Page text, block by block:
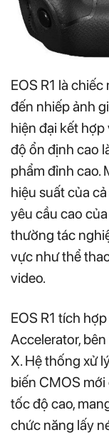
EOS R1 là
đến nhiếp ảnh
hiện đại kết hợp
độ ổn định cao
phẩm đỉnh cao.
hiệu suất của
yêu cầu cao
thường tác
vực như thể
video.
EOS R1 tích
Accelerator,
X. Hệ thống xử
biến CMOS
tốc độ cao,
chức năng lấy